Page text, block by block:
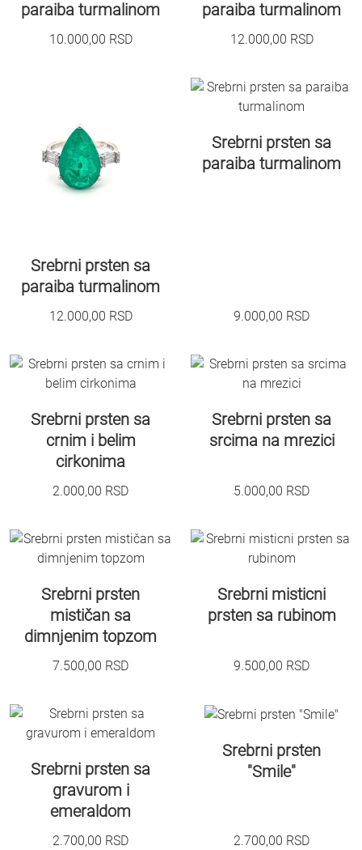
paraiba turmalinom
10.000,00 RSD
paraiba turmalinom
12.000,00 RSD
Srebrni prsten sa
paraiba turmalinom
12.000,00 RSD
Srebrni prsten sa
paraiba turmalinom
9.000,00 RSD
Srebrni prsten sa
crnim i belim
cirkonima
2.000,00 RSD
Srebrni prsten sa
srcima na mrezici
5.000,00 RSD
Srebrni prsten
mističan sa
dimnjenim topzom
7.500,00 RSD
Srebrni misticni
prsten sa rubinom
9.500,00 RSD
Srebrni prsten sa
gravurom i
emeraldom
2.700,00 RSD
Srebrni prsten
"Smile"
2.700,00 RSD